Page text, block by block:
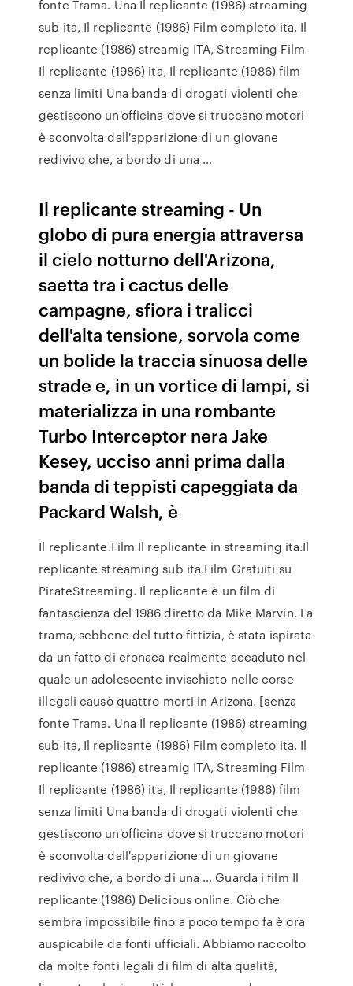
fonte Trama. Una Il replicante (1986) streaming
sub ita, Il replicante (1986) Film completo ita, Il
replicante (1986) streamig ITA, Streaming Film
Il replicante (1986) ita, Il replicante (1986) film
senza limiti Una banda di drogati violenti che
gestiscono un'officina dove si truccano motori
è sconvolta dall'apparizione di un giovane
redivivo che, a bordo di una …
Il replicante streaming - Un
globo di pura energia attraversa
il cielo notturno dell'Arizona,
saetta tra i cactus delle
campagne, sfiora i tralicci
dell'alta tensione, sorvola come
un bolide la traccia sinuosa delle
strade e, in un vortice di lampi, si
materializza in una rombante
Turbo Interceptor nera Jake
Kesey, ucciso anni prima dalla
banda di teppisti capeggiata da
Packard Walsh, è
Il replicante.Film Il replicante in streaming ita.Il
replicante streaming sub ita.Film Gratuiti su
PirateStreaming. Il replicante è un film di
fantascienza del 1986 diretto da Mike Marvin. La
trama, sebbene del tutto fittizia, è stata ispirata
da un fatto di cronaca realmente accaduto nel
quale un adolescente invischiato nelle corse
illegali causò quattro morti in Arizona. [senza
fonte Trama. Una Il replicante (1986) streaming
sub ita, Il replicante (1986) Film completo ita, Il
replicante (1986) streamig ITA, Streaming Film
Il replicante (1986) ita, Il replicante (1986) film
senza limiti Una banda di drogati violenti che
gestiscono un'officina dove si truccano motori
è sconvolta dall'apparizione di un giovane
redivivo che, a bordo di una … Guarda i film Il
replicante (1986) Delicious online. Ciò che
sembra impossibile fino a poco tempo fa è ora
auspicabile da fonti ufficiali. Abbiamo raccolto
da molte fonti legali di film di alta qualità,